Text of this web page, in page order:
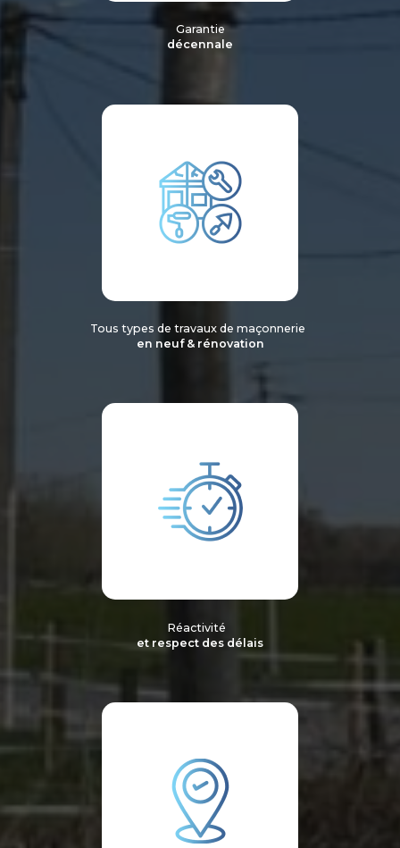
Garantie
décennale
Tous types de travaux de maçonnerie
en neuf & rénovation
Réactivité
et respect des délais